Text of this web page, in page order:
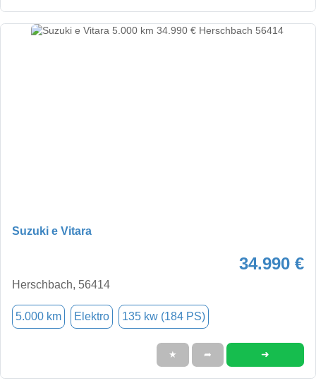
Suzuki e Vitara
34.990 €
Herschbach, 56414
5.000 km Elektro 135 kw (184 PS)
★ ➦ ➜